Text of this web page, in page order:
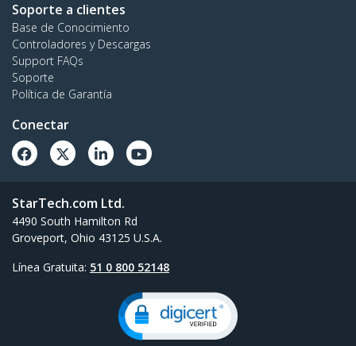
Soporte a clientes
Base de Conocimiento
Controladores y Descargas
Support FAQs
Soporte
Política de Garantía
Conectar
StarTech.com Ltd.
4490 South Hamilton Rd
Groveport, Ohio 43125 U.S.A.
Línea Gratuita: 51 0 800 52148